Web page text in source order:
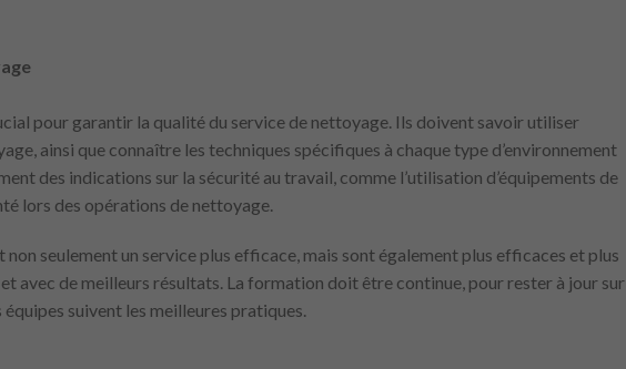
pour garantir la qualité du service de nettoyage. Ils doivent savoir utiliser
ainsi que connaître les techniques spécifiques à chaque type d’environnement
des indications sur la sécurité au travail, comme l’utilisation d’équipements de
lors des opérations de nettoyage.
seulement un service plus efficace, mais sont également plus efficaces et plus
avec de meilleurs résultats. La formation doit être continue, pour rester à jour sur
suivent les meilleures pratiques.